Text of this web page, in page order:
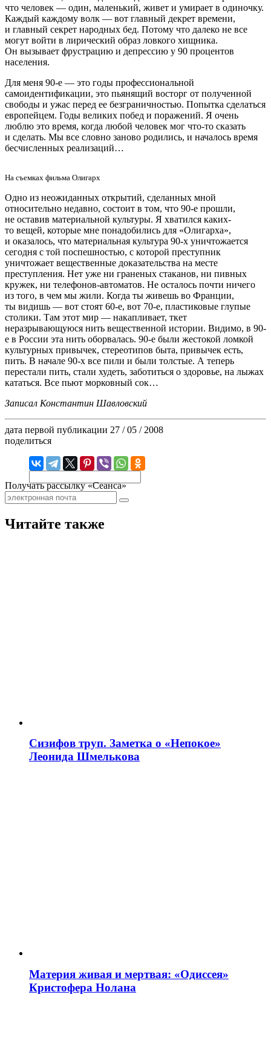
что человек — один, маленький, живет и умирает в одиночку.
Каждый каждому волк — вот главный декрет времени,
и главный секрет народных бед. Потому что далеко не все
могут войти в лирический образ ловкого хищника.
Он вызывает фрустрацию и депрессию у 90 процентов
населения.
Для меня 90-е — это годы профессиональной
самоидентификации, это пьянящий восторг от полученной
свободы и ужас перед ее безграничностью. Попытка сделаться
европейцем. Годы великих побед и поражений. Я очень
люблю это время, когда любой человек мог что-то сказать
и сделать. Мы все словно заново родились, и началось время
бесчисленных реализаций…
На съемках фильма Олигарх
Одно из неожиданных открытий, сделанных мной
относительно недавно, состоит в том, что 90-е прошли,
не оставив материальной культуры. Я хватился каких-
то вещей, которые мне понадобились для «Олигарха»,
и оказалось, что материальная культура 90-х уничтожается
сегодня с той поспешностью, с которой преступник
уничтожает вещественные доказательства на месте
преступления. Нет уже ни граненых стаканов, ни пивных
кружек, ни телефонов-автоматов. Не осталось почти ничего
из того, в чем мы жили. Когда ты живешь во Франции,
ты видишь — вот стоят 60-е, вот 70-е, пластиковые глупые
столики. Там этот мир — накапливает, ткет
неразрывающуюся нить вещественной истории. Видимо, в 90-
е в России эта нить оборвалась. 90-е были жестокой ломкой
культурных привычек, стереотипов быта, привычек есть,
пить. В начале 90-х все пили и были толстые. А теперь
перестали пить, стали худеть, заботиться о здоровье, на лыжах
кататься. Все пьют морковный сок…
Записал Константин Шавловский
дата первой публикации 27 / 05 / 2008
поделиться
Получать рассылку «Сеанса»
Читайте также
Сизифов труп. Заметка о «Непокое»
Леонида Шмелькова
Материя живая и мертвая: «Одиссея»
Кристофера Нолана